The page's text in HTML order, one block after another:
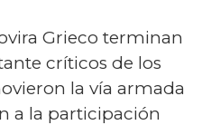
Grieco terminan
críticos de los
la vía armada
a la participación